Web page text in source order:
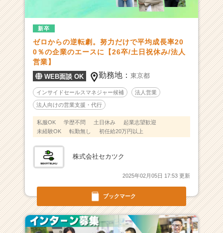
設
平
長
率
2
0
0%
以
上
成
B
o
B
マ
ブックマーク
新卒
ゼロからの逆転劇。努力だけで平均成長率20
0％の企業のエースに【26卒/土日祝休み/法人
営業】
WEB面談 OK 勤務地：東京都
インサイドセールスマネジャー候補 法人営業
法人向けの営業支援・代行
私服OK 学歴不問 土日休み
起業志望歓迎
未経験OK
転勤無し 初任給20万円以上
株式会社セカツク
2025年02月05日 17:53 更新